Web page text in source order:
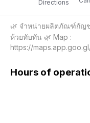
Directions
🌿 จำหน่ายผลิตภัณฑ์กัญ
ห้วยทับทัน 🌿 Map :
https://
Hours of